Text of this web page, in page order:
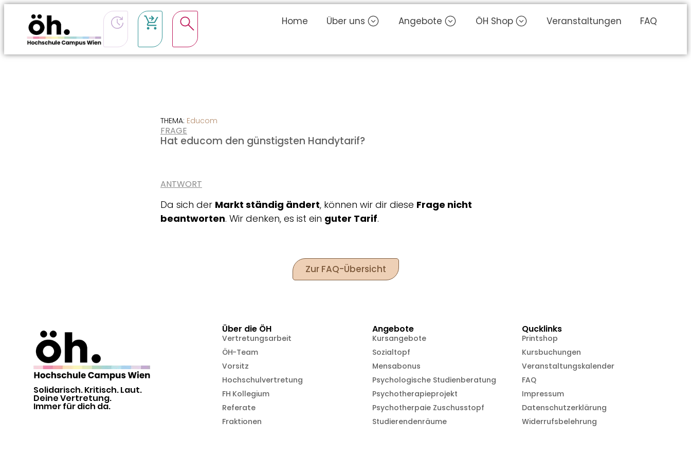
Home Über uns Angebote ÖH Shop Veranstaltungen FAQ
THEMA: Educom
FRAGE
Hat educom den günstigsten Handytarif?
ANTWORT
Da sich der Markt ständig ändert, können wir dir diese Frage nicht
beantworten. Wir denken, es ist ein guter Tarif.
Zur FAQ-Übersicht
Solidarisch. Kritisch. Laut.
Deine Vertretung.
Immer für dich da.
Über die ÖH
Vertretungsarbeit
ÖH-Team
Vorsitz
Hochschulvertretung
FH Kollegium
Referate
Fraktionen
Angebote
Kursangebote
Sozialtopf
Mensabonus
Psychologische Studienberatung
Psychotherapieprojekt
Psychotherpaie Zuschusstopf
Studierendenräume
Qucklinks
Printshop
Kursbuchungen
Veranstaltungskalender
FAQ
Impressum
Datenschutzerklärung
Widerrufsbelehrung